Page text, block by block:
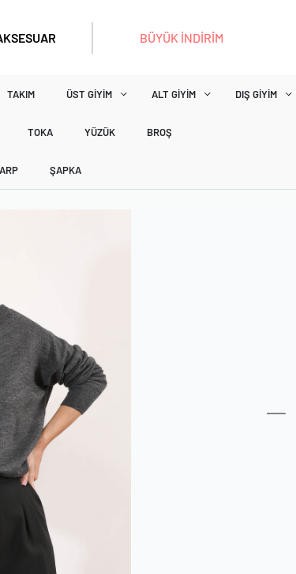
BÜYÜK İNDİRİM
TAKIM ÜST GIYIM ALT GIYIM DIŞ GIYIM
TOKA YÜZÜK BROŞ
ŞAPKA